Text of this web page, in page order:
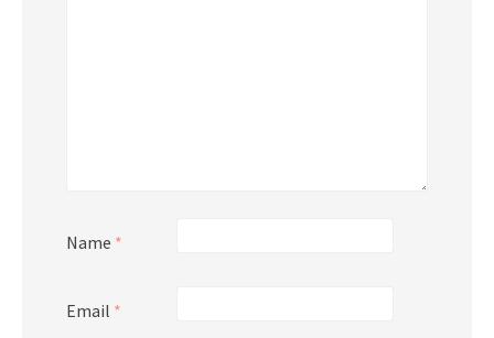
Name *
Email *